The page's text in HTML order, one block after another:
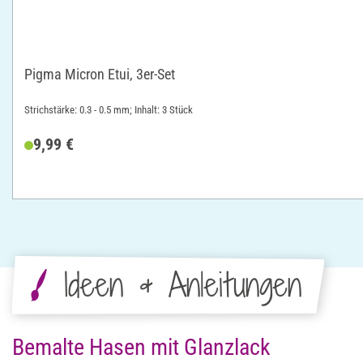
Pigma Micron Etui, 3er-Set
Strichstärke: 0.3 - 0.5 mm; Inhalt: 3 Stück
9,99 €
Ideen & Anleitungen
Bemalte Hasen mit Glanzlack